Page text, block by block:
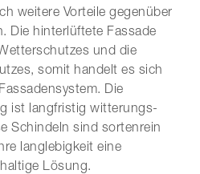
weitere Vorteile gegenüber
Die hinterlüftete Fassade
und die
somit handelt es sich
Die
ist langfristig witterungs-
Schindeln sind sortenrein
langlebigkeit eine
Lösung.